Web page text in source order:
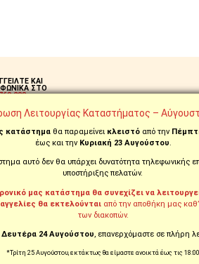
ΚΑΙ
ΣΤΟ
Εγγραφείτε
μαθαίνετε
Λειτουργίας Καταστήματος –
κατάστημαθα παραμείνει κλειστό από την
έως και την Κυριακή 23 Αυγούστου.
αυτό δεν θα υπάρχει δυνατότητα τηλεφωνικής
υποστήριξης πελατών.
μας κατάστημα θα συνεχίζει να
θα εκτελούνται από την αποθήκη μας
των διακοπών.
Δευτέρα 24 Αυγούστου, επανερχόμαστε σε πλήρη
*Τρίτη 25 Αυγούστου, εκτάκτως θα είμαστε ανοικτά έως τις